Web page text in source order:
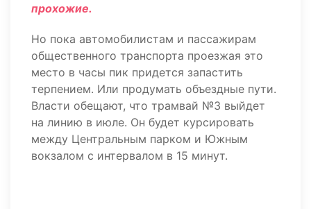
прохожие.
Но пока автомобилистам и пассажирам
общественного транспорта проезжая это
место в часы пик придется запастить
терпением. Или продумать объездные пути.
Власти обещают, что трамвай №3 выйдет
на линию в июле. Он будет курсировать
между Центральным парком и Южным
вокзалом с интервалом в 15 минут.